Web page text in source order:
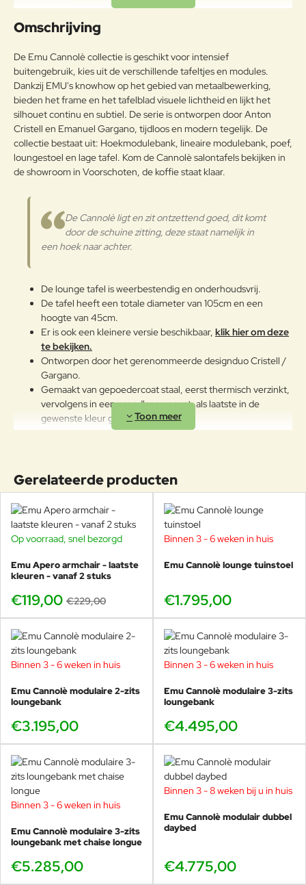
Frame
tuinstoel heeft een poedercoating
en bidet weerstand tegen
weersinvloeden.
Buitenkussen
Acryl is een synthetische vezel die
voor 85% uit acrylnitril bestaat. De
acrylvezel is een weelderige stof,
het voelt aan als wol maar dan
tegen weersinvloeden bestand.
Acryl is uv-bestendig, vlekt niet en
droogt snel waardoor het niet gaat
bestaan uit een mix van
Polypropyleen en Polyester: dit is
polyethyleentereftalaat bestaan.
Deze vezel heeft hoogwaardige
is breuk- en schuurvast en
geen blijvende vervorming, heeft
is waterafstotend.
Onderhoudsadvies
Gepoedercoat staal
afgesloten droge plaats te
bewaren zodat condensvorming
wordt vermeden.Indien de
producten dicht bij de zee worden
opgeslagen, is het raadzaam voor
het winterseizoen en op
kwartaalbasis de metalen
oppervlakken met een zachte doek
detergentia en bescherm de
autowas. Behandel de
tuinmeubelen regelmatig met
vaseline of autowas als u ze in de
winter buiten laat staan.Het is
het fijnstof af te nemen met een
vochtige doek. Zo heeft u vele
jaren plezier van uw aankoop.
Voorkom langdurige aanraking met
vette- en/of kleurstoffen die door
het materiaal kunnen worden
opgenomen. Dit kan blijvende
structuur van het weefsel
aantasten.Regelmatige reiniging
met water en kleurloze, vloeibare,
niet-agressieve reinigingsmiddelen
met een neutrale ph waarde. Het
Uw naam:
g:
Note:HTML-code wordt niet vertaald!
Waardering:
Waarderin
g:
Slecht Goed
Verder
Omschrijving
De Emu Cannolè collectie is geschikt voor intensief
buitengebruik, kies uit de verschillende tafeltjes en modules.
Dankzij EMU's knowhow op het gebied van metaalbewerking,
bieden het frame en het tafelblad visuele lichtheid en lijkt het
silhouet continu en subtiel. De serie is ontworpen door Anton
Cristell en Emanuel Gargano, tijdloos en modern tegelijk. De
collectie bestaat uit: Hoekmodulebank, lineaire modulebank, poef,
loungestoel en lage tafel. Kom de Cannolè salontafels bekijken in
de showroom in Voorschoten, de koffie staat klaar.
De Cannolè ligt en zit ontzettend goed, dit komt
door de schuine zitting, deze staat namelijk in
een hoek naar achter.
De lounge tafel is weerbestendig en onderhoudsvrij.
De tafel heeft een totale diameter van 105cm en een
hoogte van 45cm.
Er is ook een kleinere versie beschikbaar, klik hier om deze
te bekijken.
Ontworpen door het gerenommeerde designduo Cristell /
Gargano.
Gemaakt van gepoedercoat staal, eerst thermisch verzinkt,
vervolgens in een grondlaag gecoat, als laatste in de
gewenste kleur gepoedercoat.
Een prachtig Italiaans product, gemaakt door vakmensen.
Combineer met de verschillende kleuren en vergeet ook de
bijpassende loungebank niet.
Kom alle kleuren uit de Cannolè collectie
uitproberen in onze showroom! Hier staan
stoelen en banken al tien jaar buiten, nog steeds zo
mooi als toen. Wij adviseren u graag.
Gerelateerde producten
-48%
Op voorraad, snel bezorgd
Emu Apero armchair - laatste
kleuren - vanaf 2 stuks
€119,00 €229,00
Binnen 3 - 6 weken in huis
Emu Cannolè lounge tuinstoel
€1.795,00
Binnen 3 - 6 weken in huis
Emu Cannolè modulaire 2-zits
loungebank
€3.195,00
Binnen 3 - 6 weken in huis
Emu Cannolè modulaire 3-zits
loungebank
€4.495,00
Binnen 3 - 6 weken in huis
Emu Cannolè modulaire 3-zits
loungebank met chaise longue
€5.285,00
Binnen 3 - 8 weken bij u in huis
Emu Cannolè modulair dubbel
daybed
€4.775,00